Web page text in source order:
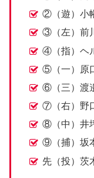
②（遊）小
③（左）前川
④（指）ヘ
⑤（一）原
⑥（三）渡
⑦（右）野
⑧（中）井
⑨（捕）坂
先（投）茨